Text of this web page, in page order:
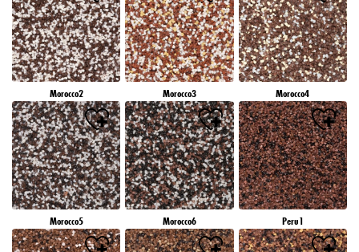
Morocco2 Morocco3 Morocco4
Morocco5 Morocco6 Peru1